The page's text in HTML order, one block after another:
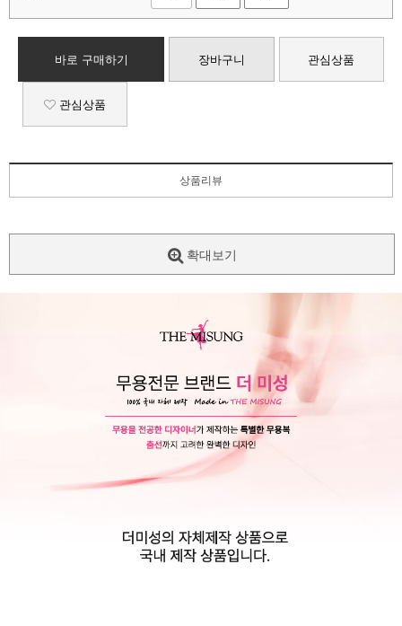
바로 구매하기 장바구니 관심상품
관심상품
상품리뷰
확대보기